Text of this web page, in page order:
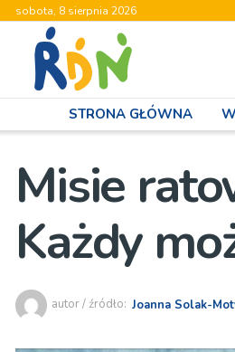
sobota, 8 sierpnia 2026
STRONA GŁÓWNA
Misie
Każdy
autor / źródło: Joanna Solak-